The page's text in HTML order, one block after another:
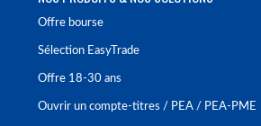
Offre bourse
Sélection EasyTrade
Offre 18-30 ans
Ouvrir un compte-titres / PEA / PEA-PME